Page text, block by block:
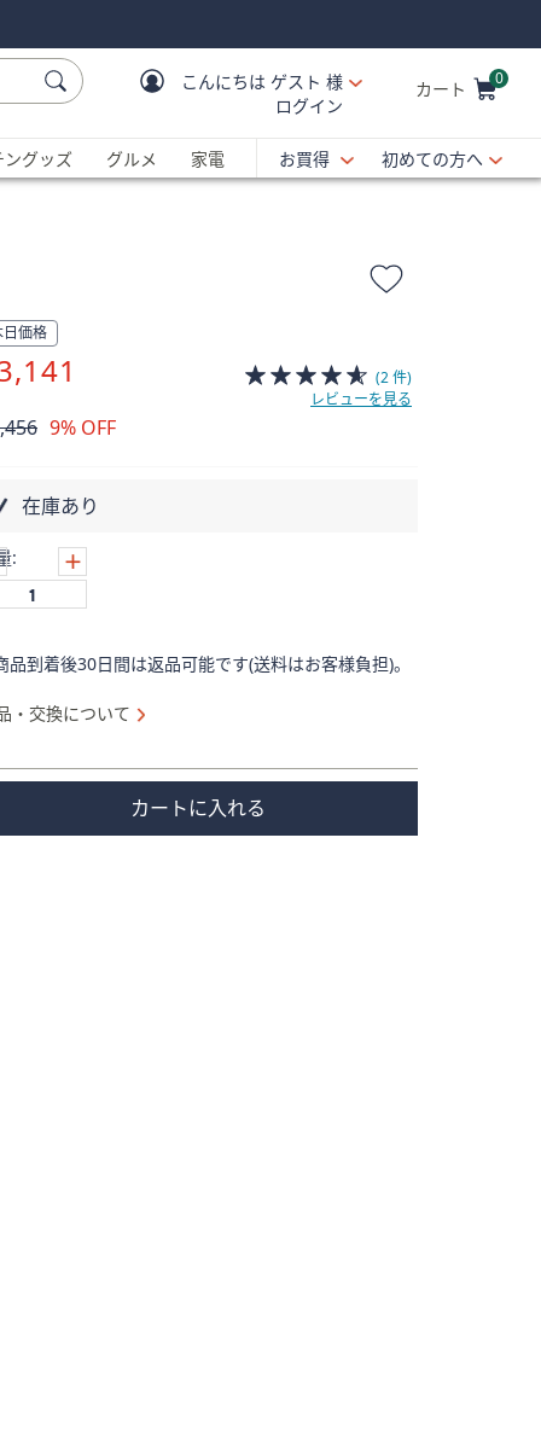
こんにちは ゲスト 様
ログイン
カート 0
ングッズ
グルメ 家電 お買得 初めての方へ
日価格
9% OFF
(2 件)
レビューを見る
在庫あり
:
品到着後30日間は返品可能です(送料はお客様負担)。
・交換について
カートに入れる